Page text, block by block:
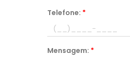
Telefone: *
Mensagem: *